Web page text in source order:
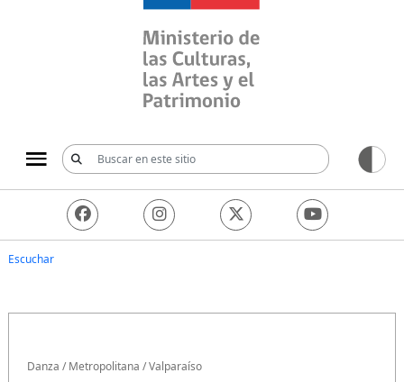
Ministerio de las
Escuchar
Danza /Metropolitana /Valparaíso